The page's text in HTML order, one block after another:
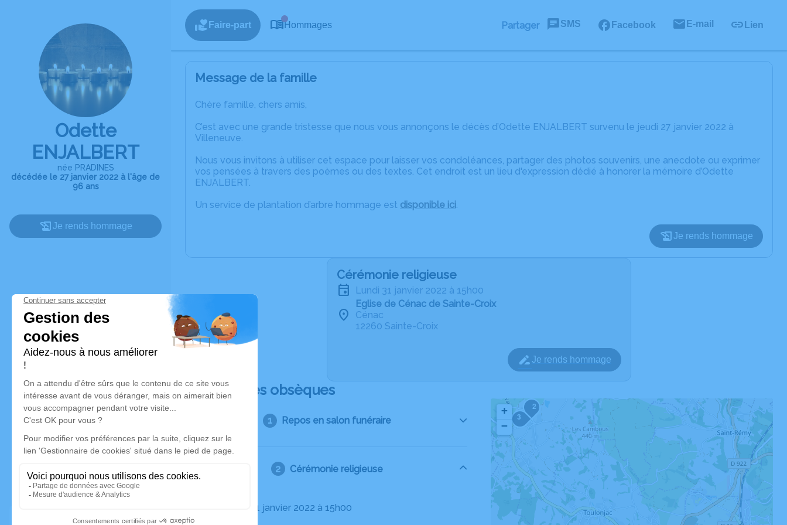
Odette
ENJALBERT
née PRADINES
décédée le 27 janvier 2022 à l'âge de
96 ans
Je rends hommage
Faire-part Hommages Partager SMS Facebook E-mail Lien
Message de la famille
Chère famille, chers amis,
C’est avec une grande tristesse que nous vous annonçons le décès d’Odette ENJALBERT survenu le jeudi 27 janvier 2022 à
Villeneuve.
Nous vous invitons à utiliser cet espace pour laisser vos condoléances, partager des photos souvenirs, une anecdote ou exprimer
vos pensées à travers des poèmes ou des textes. Cet endroit est un lieu d'expression dédié à honorer la mémoire d’Odette
ENJALBERT.
Un service de plantation d’arbre hommage est disponible ici.
Je rends hommage
Cérémonie religieuse
lundi 31 janvier 2022 à 15h00
Eglise de Cénac de Sainte-Croix
Cénac
12260 Sainte-Croix
Je rends hommage
Déroulé des obsèques
Repos en salon funéraire
Cérémonie religieuse
Le lundi 31 janvier 2022 à 15h00
2
3
+
−